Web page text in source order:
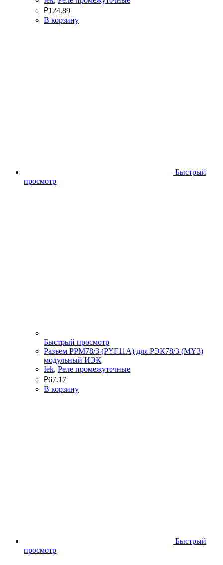
₽124.89
В корзину
Быстрый
просмотр
Быстрый просмотр
Разъем РРМ78/3 (PYF11A) для РЭК78/3 (MY3)
модульный ИЭК
Iek, Реле промежуточные
₽67.17
В корзину
Быстрый
просмотр